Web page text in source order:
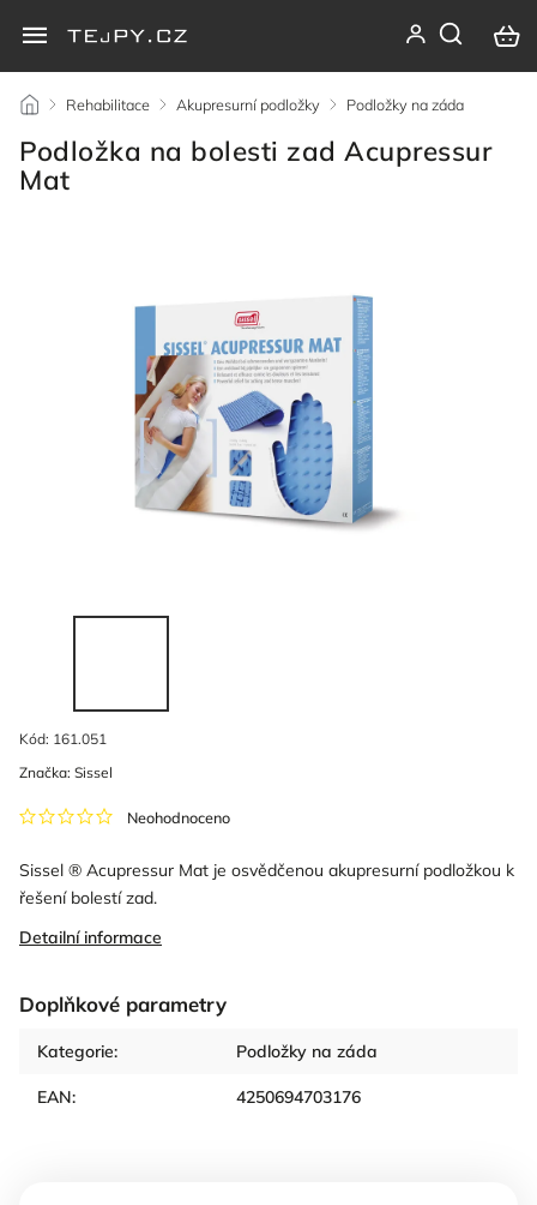
/ Rehabilitace / Akupresurní podložky / Podložky na záda
Podložka na bolesti zad Acupressur
Mat
Kód: 161.051
Neohodnoceno
Sissel ® Acupressur Mat je osvědčenou akupresurní podložkou k
řešení bolestí zad.
Detailní informace
Doplňkové parametry
Kategorie: Podložky na záda
EAN: 4250694703176
Značka: Sissel